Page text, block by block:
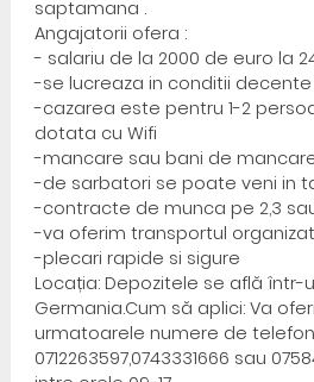
saptamana .
Angajatorii ofera :
- salariu de la 2000 de euro la
-se lucreaza in conditii
-cazarea este pentru 1-2
dotata cu Wifi
-mancare sau bani de
-de sarbatori se poate veni in
-contracte de munca pe 2,3
-va oferim transportul organizat
-plecari rapide si sigure
Locația: Depozitele se află într-
Germania.Cum să aplici: Va
urmatoarele numere de telefon
0712263597,0743331666 sau